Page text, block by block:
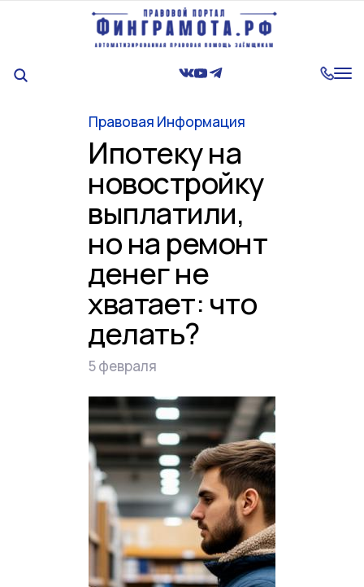
Правовая Информация
Ипотеку на
новостройку
выплатили,
но на ремонт
денег не
хватает: что
делать?
5 февраля